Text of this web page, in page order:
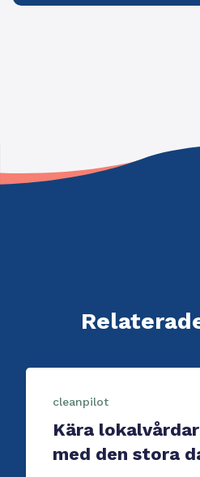
cleanpilot
Kära
med den stora